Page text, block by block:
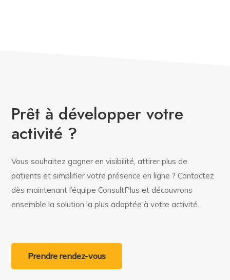
Prêt à développer votre
activité ?
Vous souhaitez gagner en visibilité, attirer plus de
patients et simplifier votre présence en ligne ? Contactez
dès maintenant l’équipe ConsultPlus et découvrons
ensemble la solution la plus adaptée à votre activité.
Prendre rendez-vous